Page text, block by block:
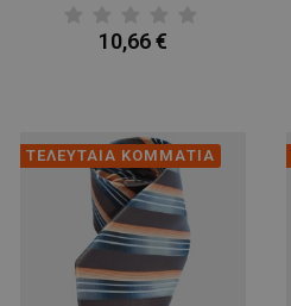
10,66 €
ΤΕΛΕΥΤΑΙΑ ΚΟΜΜΑΤΙΑ